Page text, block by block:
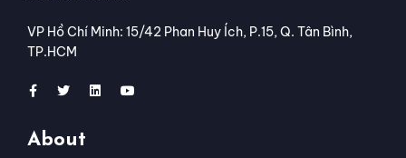
VP Hồ Chí Minh: 15/42 Phan Huy Ích, P.15, Q. Tân Bình,
TP.HCM
About